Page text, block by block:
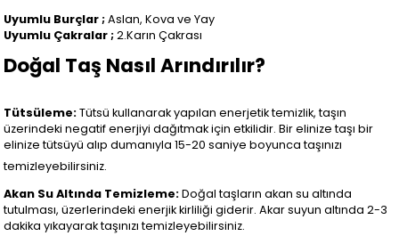
Uyumlu Burçlar ;Aslan, Kova ve Yay
Uyumlu Çakralar ;2.Karın Çakrası
Doğal Taş Nasıl Arındırılır?
Tütsüleme:Tütsü kullanarak yapılan enerjetik temizlik, taşın
üzerindeki negatif enerjiyi dağıtmak için etkilidir. Bir elinize taşı bir
elinize tütsüyü alıp dumanıyla 15-20 saniye boyunca taşınızı
temizleyebilirsiniz.
Akan Su Altında Temizleme:Doğal taşların akan su altında
tutulması, üzerlerindeki enerjik kirliliği giderir. Akar suyun altında 2-3
dakika yıkayarak taşınızı temizleyebilirsiniz.